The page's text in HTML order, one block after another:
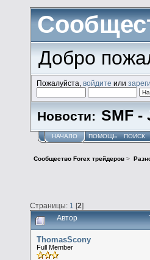
Добро
Пожалуйста,войдите или
Новости: SMF -
НАЧАЛО ПОМОЩЬ ПОИСК
Сообщество Forex трейдеров >
Страницы: 1 [2]
Автор
ThomasScony
Full Member